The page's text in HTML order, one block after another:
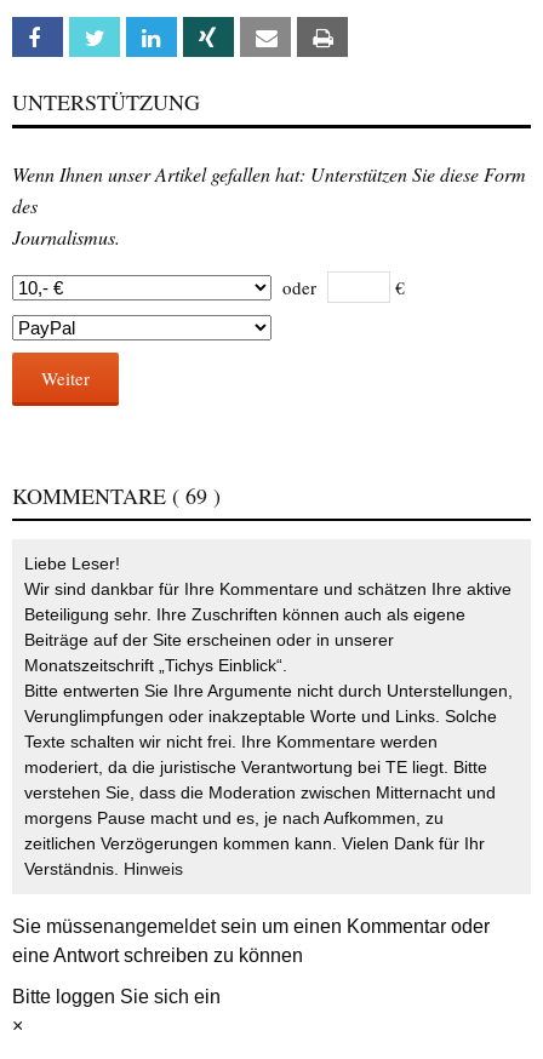
Facebook Twitter Linkedin Xing Email
UNTERSTÜTZUNG
Wenn Ihnen unser Artikel gefallen hat: Unterstützen Sie diese Form
des
Journalismus.
oder €
Weiter
KOMMENTARE ( 69 )
Liebe Leser!
Wir sind dankbar für Ihre Kommentare und schätzen Ihre aktive
Beteiligung sehr. Ihre Zuschriften können auch als eigene
Beiträge auf der Site erscheinen oder in unserer
Monatszeitschrift „Tichys Einblick“.
Bitte entwerten Sie Ihre Argumente nicht durch Unterstellungen,
Verunglimpfungen oder inakzeptable Worte und Links. Solche
Texte schalten wir nicht frei. Ihre Kommentare werden
moderiert, da die juristische Verantwortung bei TE liegt. Bitte
verstehen Sie, dass die Moderation zwischen Mitternacht und
morgens Pause macht und es, je nach Aufkommen, zu
zeitlichen Verzögerungen kommen kann. Vielen Dank für Ihr
Verständnis. Hinweis
Sie müssenangemeldetsein um einen Kommentar oder
eine Antwort schreiben zu können
Bitte loggen Sie sich ein
×